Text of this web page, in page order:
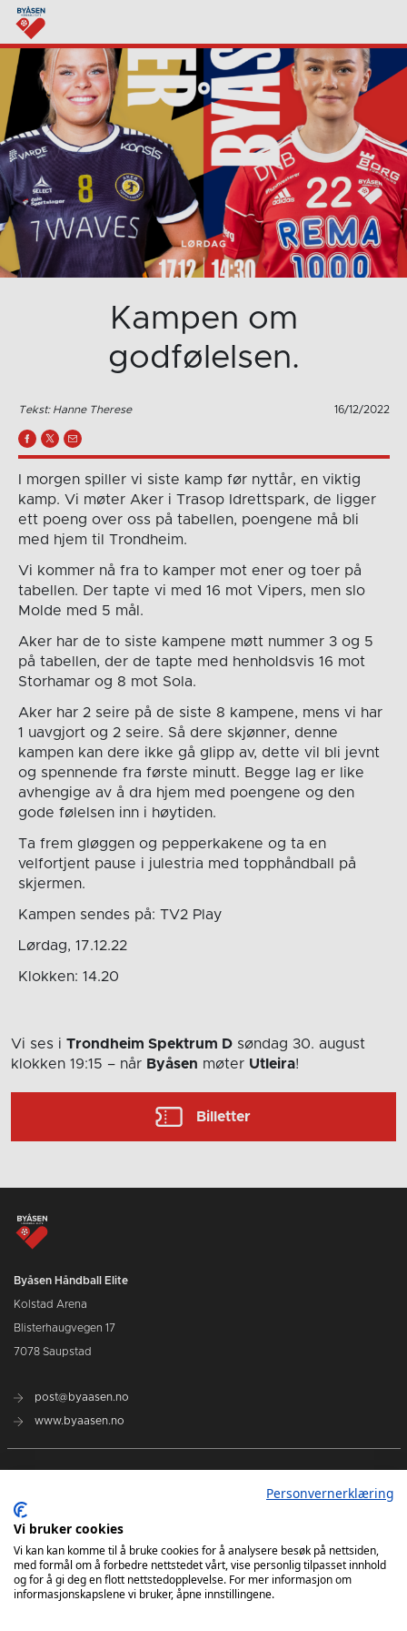
Kampen om
godfølelsen.
Tekst: Hanne Therese 16/12/2022
I morgen spiller vi siste kamp før nyttår, en viktig
kamp. Vi møter Aker i Trasop Idrettspark, de ligger
ett poeng over oss på tabellen, poengene må bli
med hjem til Trondheim.
Vi kommer nå fra to kamper mot ener og toer på
tabellen. Der tapte vi med 16 mot Vipers, men slo
Molde med 5 mål.
Aker har de to siste kampene møtt nummer 3 og 5
på tabellen, der de tapte med henholdsvis 16 mot
Storhamar og 8 mot Sola.
Aker har 2 seire på de siste 8 kampene, mens vi har
1 uavgjort og 2 seire. Så dere skjønner, denne
kampen kan dere ikke gå glipp av, dette vil bli jevnt
og spennende fra første minutt. Begge lag er like
avhengige av å dra hjem med poengene og den
gode følelsen inn i høytiden.
Ta frem gløggen og pepperkakene og ta en
velfortjent pause i julestria med topphåndball på
skjermen.
Kampen sendes på: TV2 Play
Lørdag, 17.12.22
Klokken: 14.20
Vi ses i Trondheim Spektrum D søndag 30. august
klokken 19:15 – når Byåsen møter Utleira!
Billetter
Byåsen Håndball Elite
Kolstad Arena
Blisterhaugvegen 17
7078 Saupstad
post@byaasen.no
www.byaasen.no
Kommende kamper
Kontakt oss
Personvernerklæring
Vi bruker cookies
Vi kan kan komme til å bruke cookies for å analysere besøk på nettsiden,
med formål om å forbedre nettstedet vårt, vise personlig tilpasset innhold
og for å gi deg en flott nettstedopplevelse. For mer informasjon om
informasjonskapslene vi bruker, åpne innstillingene.